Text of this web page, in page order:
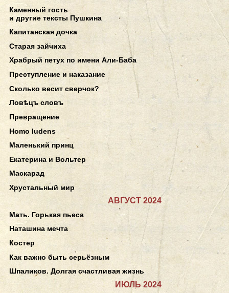
Каменный гость
и другие тексты Пушкина
Капитанская дочка
Старая зайчиха
Храбрый петух по имени Али-Баба
Преступление и наказание
Сколько весит сверчок?
Ловѣцъ словъ
Превращение
Homo ludens
Маленький принц
Екатерина и Вольтер
Маскарад
Хрустальный мир
АВГУСТ 2024
Мать. Горькая пьеса
Наташина мечта
Костер
Как важно быть серьёзным
Шпаликов. Долгая счастливая жизнь
ИЮЛЬ 2024